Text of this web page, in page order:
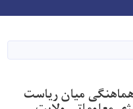
content
میان ریاست